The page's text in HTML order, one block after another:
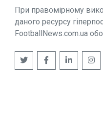
При правомірному
даного ресурсу
FootballNews.com.ua